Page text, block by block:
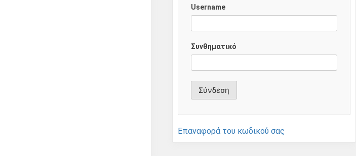
Username
Συνθηματικό
Επαναφορά του κωδικού σας